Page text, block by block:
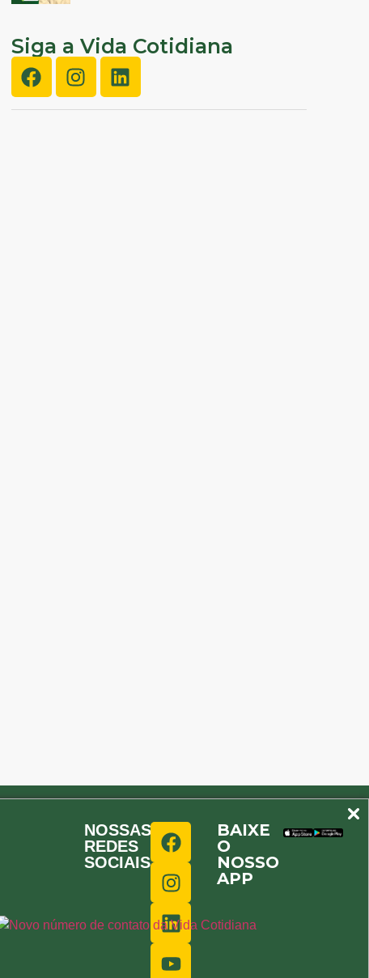
Siga a Vida Cotidiana
NOSSAS
REDES
SOCIAIS
BAIXE
O
NOSSO
APP